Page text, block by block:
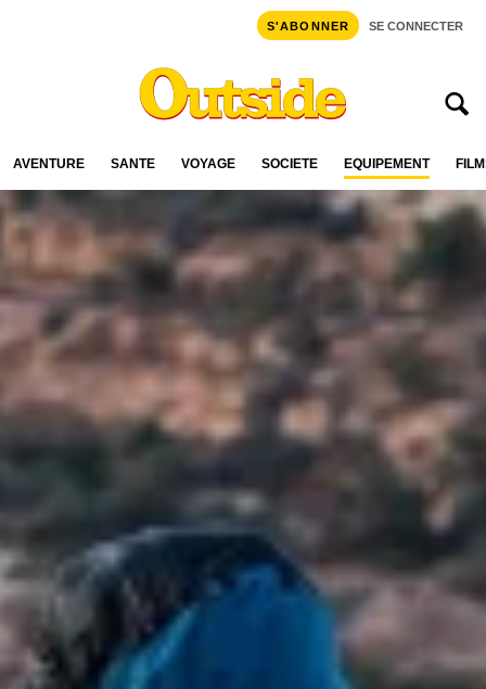
S'ABONNER SE CONNECTER
AVENTURE SANTÉ VOYAGE SOCIÉTÉ ÉQUIPEMENT